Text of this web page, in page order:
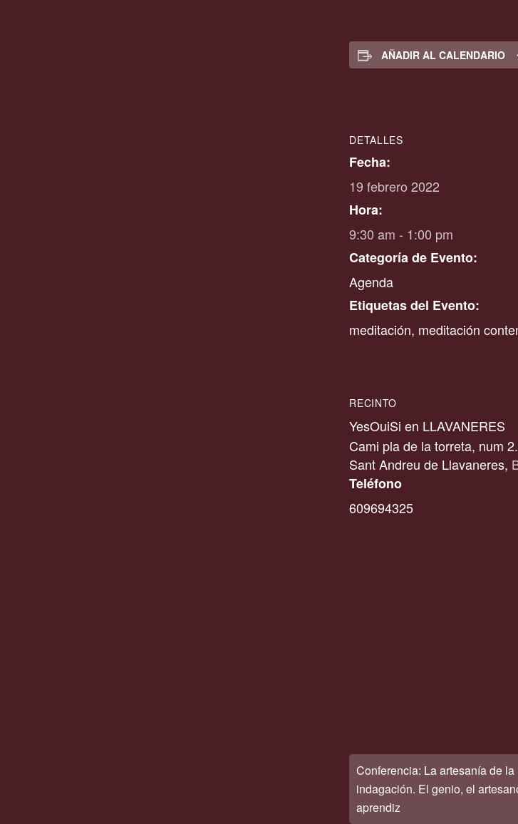
AÑADIR AL CALENDARIO
DETALLES
Fecha:
19 febrero 2022
Hora:
9:30 am - 1:00 pm
Categoría de Evento:
Agenda
Etiquetas del Evento:
meditación, meditación
RECINTO
YesOuiSi en LLAVANERES
Cami pla de la torreta, num
Sant Andreu de Llavaneres,
Teléfono
609694325
Conferencia: La artesanía de la
indagación. El genio, el
aprendiz